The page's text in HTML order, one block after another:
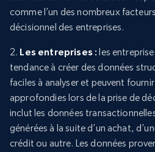
comme l’un des nombreux
décisionnel des entreprises.
2. Les entreprises : les
tendance à créer des données
faciles à analyser et peuvent
approfondies lors de la prise de
inclut les données
générées à la suite d’un achat,
crédit ou autre. Les données